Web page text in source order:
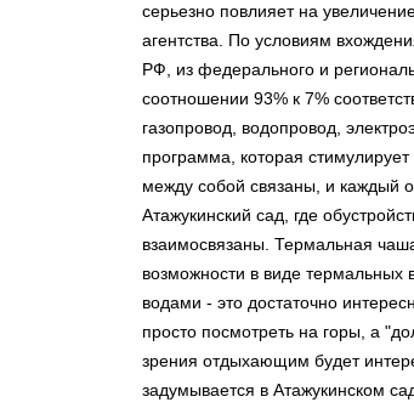
серьезно повлияет на
агентства. По условиям
РФ, из федерального и
соотношении 93% к 7%
газопровод, водопровод,
программа, которая
между собой связаны, и каждый
Атажукинский сад, где
взаимосвязаны. Термальная
возможности в виде
водами - это достаточно
просто посмотреть на горы, а
зрения отдыхающим будет
задумывается в Атажукинском